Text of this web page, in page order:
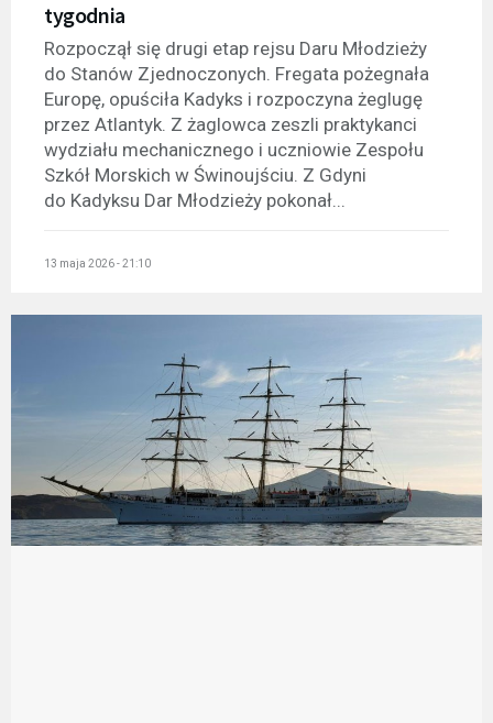
tygodnia
Rozpoczął się drugi etap rejsu Daru Młodzieży
do Stanów Zjednoczonych. Fregata pożegnała
Europę, opuściła Kadyks i rozpoczyna żeglugę
przez Atlantyk. Z żaglowca zeszli praktykanci
wydziału mechanicznego i uczniowie Zespołu
Szkół Morskich w Świnoujściu. Z Gdyni
do Kadyksu Dar Młodzieży pokonał...
13 maja 2026 - 21:10